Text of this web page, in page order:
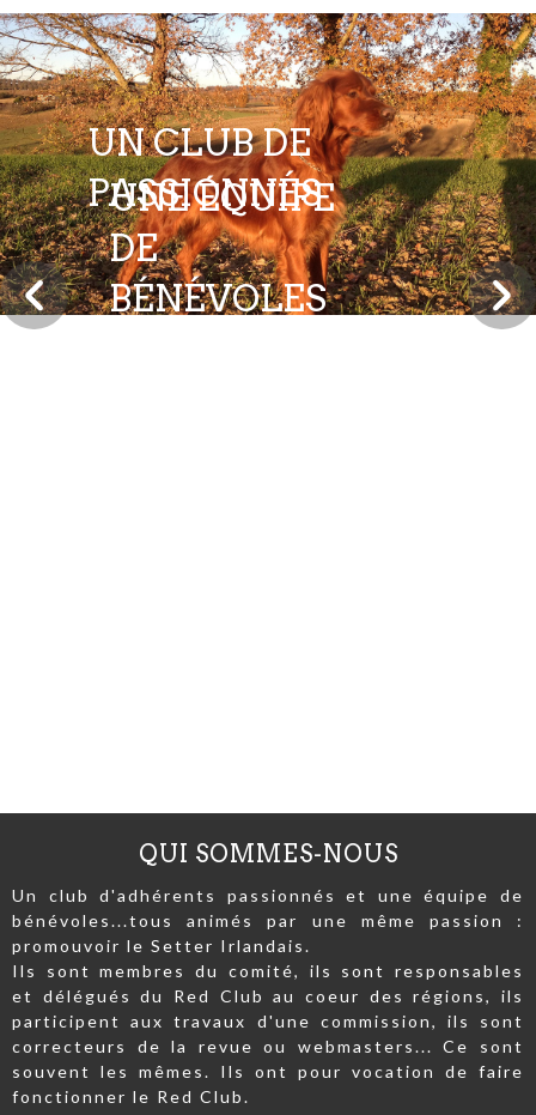
UN CLUB DE
PASSIONNÉS
UNE ÉQUIPE
DE
BÉNÉVOLES
QUI SOMMES-NOUS
Un club d'adhérents passionnés et une équipe de
bénévoles...tous animés par une même passion :
promouvoir le Setter Irlandais.
Ils sont membres du comité, ils sont responsables
et délégués du Red Club au coeur des régions, ils
participent aux travaux d'une commission, ils sont
correcteurs de la revue ou webmasters... Ce sont
souvent les mêmes. Ils ont pour vocation de faire
fonctionner le Red Club.